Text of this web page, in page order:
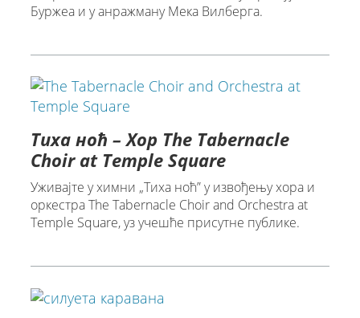
Буржеа и у анражману Мека Вилберга.
Тиха ноћ – Хор The Tabernacle
Choir at Temple Square
Уживајте у химни „Тиха ноћ” у извођењу хора и
оркестра The Tabernacle Choir and Orchestra at
Temple Square, уз учешће присутне публике.